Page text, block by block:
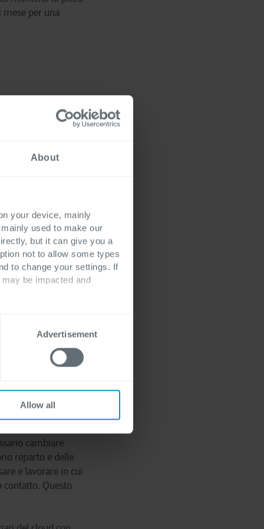
About
your device, mainly
used to make our
but it can give you a
not to allow some types
to change your settings. If
be impacted and
Advertisement
Allow all
mese per una
quale sia
è ben utilizzata, ma
business. Per il
Probabilmente
paga le fatture
la responsabilità
gradualmente di
cambiare
reparto e delle
e lavorare in cui
contatto. Questo